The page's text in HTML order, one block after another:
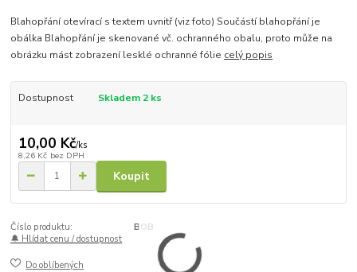
Blahopřání otevírací s textem uvnitř (viz foto) Součástí blahopřání je
obálka Blahopřání je skenované vč. ochranného obalu, proto může na
obrázku mást zobrazení lesklé ochranné fólie celý popis
Dostupnost Skladem 2 ks
10,00 Kč/ks
8,26 Kč bez DPH
Koupit
Číslo produktu:
BOB
🔔 Hlídat cenu / dostupnost
Do oblíbených